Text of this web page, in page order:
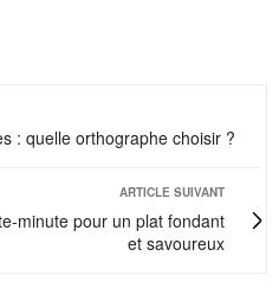
: quelle orthographe choisir ?
ARTICLE SUIVANT
minute pour un plat fondant
et savoureux